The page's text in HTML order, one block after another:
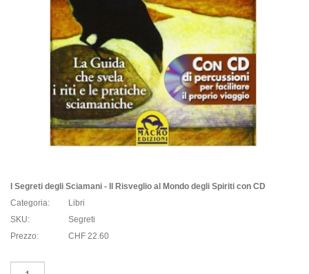
I Segreti degli Sciamani - Il Risveglio al Mondo degli Spiriti con CD
Categoria:
Libri
SKU:
Segreti
Prezzo:
CHF 22.60